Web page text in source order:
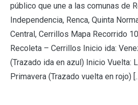
público que une a las comunas de
Independencia, Renca, Quinta
Central, Cerrillos Mapa Recorrido
Recoleta – Cerrillos Inicio ida:
(Trazado ida en azul) Inicio Vuelta:
Primavera (Trazado vuelta en rojo)